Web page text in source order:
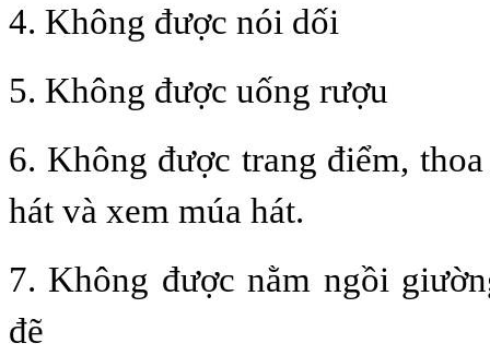
4. Không được nói dối
5. Không được uống rượu
6. Không được trang điểm,
hát và xem múa hát.
7. Không được nằm ngồi
đẽ